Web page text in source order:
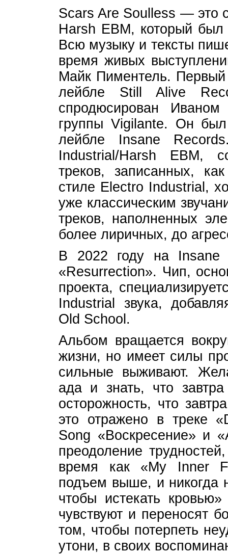
Scars Are Soulless — это
Harsh EBM, который
Всю музыку и тексты
время живых
Майк Пиментель.
лейбле Still Alive
спродюсирован
группы Vigilante. Он
лейбле Insane
Industrial/Harsh EBM,
треков, записанных,
стиле Electro Industrial,
уже классическим
треков, наполненных
более лиричных, до
В 2022 году на
«Resurrection». Чип,
проекта,
Industrial звука,
Old School.
Альбом вращается
жизни, но имеет силы
сильные выживают.
ада и знать, что
осторожность, что
это отражено в треке
Song «Воскресение» и
преодоление
время как «My Inner
подъем выше, и никогда
чтобы истекать
чувствуют и переносят
том, чтобы потерпеть
утони, в своих